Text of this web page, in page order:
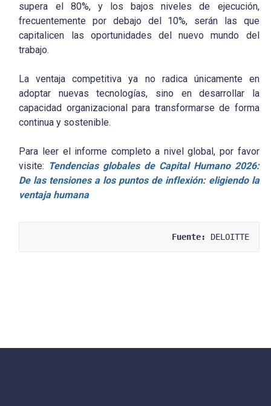
supera el 80%, y los bajos niveles de ejecución,
frecuentemente por debajo del 10%, serán las que
capitalicen las oportunidades del nuevo mundo del
trabajo.
La ventaja competitiva ya no radica únicamente en
adoptar nuevas tecnologías, sino en desarrollar la
capacidad organizacional para transformarse de forma
continua y sostenible.
Para leer el informe completo a nivel global, por favor
visite: Tendencias globales de Capital Humano 2026:
De las tensiones a los puntos de inflexión: eligiendo la
ventaja humana
Fuente: DELOITTE